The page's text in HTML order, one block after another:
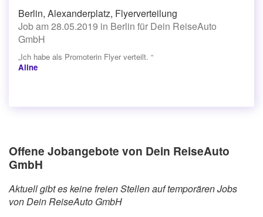
Berlin, Alexanderplatz, Flyerverteilung
Job am 28.05.2019 in Berlin für Dein ReiseAuto
GmbH
„Ich habe als Promoterin Flyer verteilt. “
Aline
Offene Jobangebote von Dein ReiseAuto
GmbH
Aktuell gibt es keine freien Stellen auf temporären Jobs
von Dein ReiseAuto GmbH